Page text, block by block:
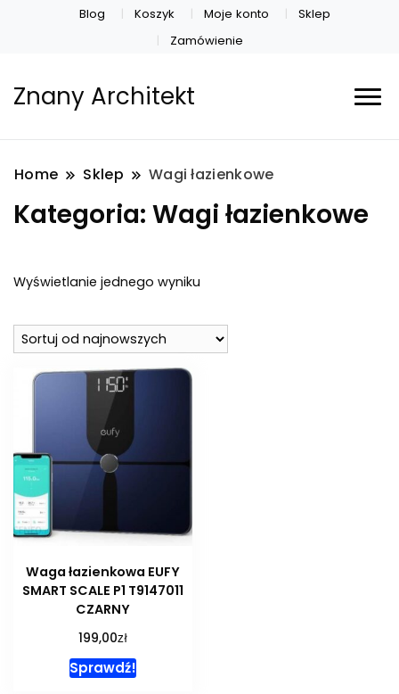
Blog Koszyk Moje konto
Sklep
Zamówienie
Znany Architekt
Home Sklep Wagi łazienkowe
Kategoria: Wagi łazienkowe
Wyświetlanie jednego wyniku
Waga łazienkowa EUFY
SMART SCALE P1 T9147011
CZARNY
199,00zł
Sprawdź!